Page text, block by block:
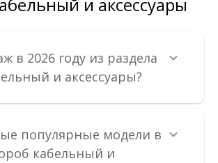
и аксессуары
в 2026 году из раздела
и аксессуары?
популярные модели в
кабельный и